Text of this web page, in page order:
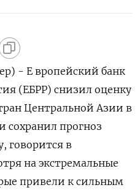
- Е вропейский банк
(ЕБРР) снизил оценку
Центральной Азии в
сохранил прогноз
говорится в
на экстремальные
привели к сильным